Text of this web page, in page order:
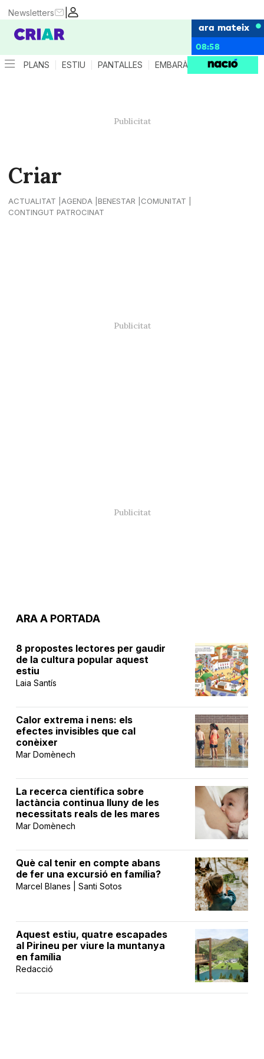
|
Newsletters
ara mateix
08:58
PLANS ESTIU PANTALLES EMBARÀS CRIANÇA
Criar
ACTUALITAT AGENDA BENESTAR
COMUNITAT
CONTINGUT PATROCINAT
ARA A PORTADA
8 propostes lectores per gaudir
de la cultura popular aquest
estiu
Laia Santís
Calor extrema i nens: els
efectes invisibles que cal
conèixer
Mar Domènech
La recerca científica sobre
lactància continua lluny de les
necessitats reals de les mares
Mar Domènech
Què cal tenir en compte abans
de fer una excursió en família?
Marcel Blanes | Santi Sotos
Aquest estiu, quatre escapades
al Pirineu per viure la muntanya
en família
Redacció